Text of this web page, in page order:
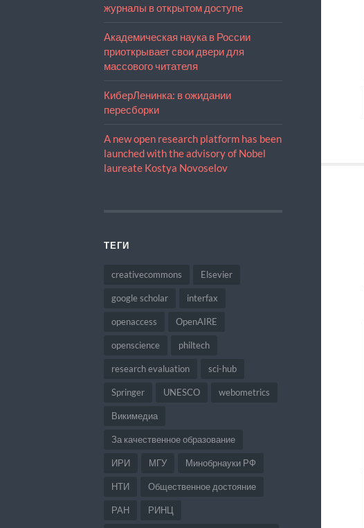
журналы в открытом доступе
Академическая наука в России
приоткрывает свои двери для
массового читателя
КиберЛенинка: в ожидании
пересборки
A new open research platform has been
launched with the advisory of Nobel
laureate Kostya Novoselov
ТЕГИ
creativecommons Elsevier
google scholar interfax
openaccess OpenAIRE
openscience philtech
research evaluation sci-hub
Springer UNESCO webometrics
Викимедиа
За качественное образование
ИРИ МГУ Минобрнауки РФ
НТИ Общественное достояние
РАН РИНЦ